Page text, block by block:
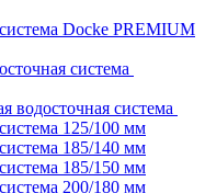
Docke PREMIUM
система
водосточная система
125/100 мм
185/140 мм
185/150 мм
200/180 мм